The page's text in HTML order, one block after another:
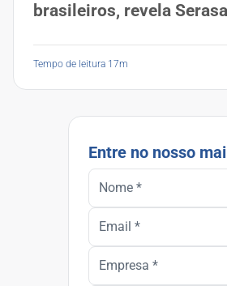
brasileiros, revela
Tempo de leitura 17m
Entre no nosso